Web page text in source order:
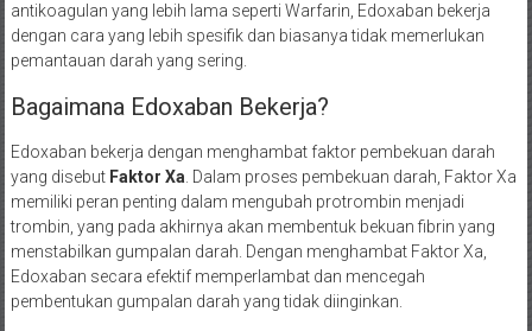
antikoagulan yang lebih lama seperti Warfarin, Edoxaban bekerja
dengan cara yang lebih spesifik dan biasanya tidak memerlukan
pemantauan darah yang sering.
Bagaimana Edoxaban Bekerja?
Edoxaban bekerja dengan menghambat faktor pembekuan darah
yang disebut Faktor Xa . Dalam proses pembekuan darah, Faktor Xa
memiliki peran penting dalam mengubah protrombin menjadi
trombin, yang pada akhirnya akan membentuk bekuan fibrin yang
menstabilkan gumpalan darah. Dengan menghambat Faktor Xa,
Edoxaban secara efektif memperlambat dan mencegah
pembentukan gumpalan darah yang tidak diinginkan.